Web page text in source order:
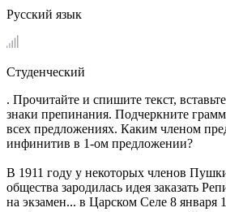
Русский язык
Студенческий
. Прочитайте и спишите текст,
знаки препинания. Подчеркните
всех предложениях. Каким членом
инфинитив в 1-ом предложении?
В 1911 году у некоторых членов
общества зародилась идея заказать
на экзамен... в Царском Селе 8 января